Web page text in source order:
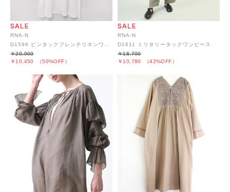
RNA-N
￥10,450 （50%OFF）
￥20,900
RNA-N
D1611 ミリタリータックワンピース
￥10,780 （42%OFF）
￥18,700